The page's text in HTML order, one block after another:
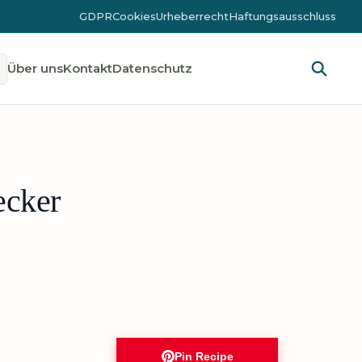
GDPRCookiesUrheberrechtHaftungsausschluss
Über unsKontaktDatenschutz
Pin Recipe